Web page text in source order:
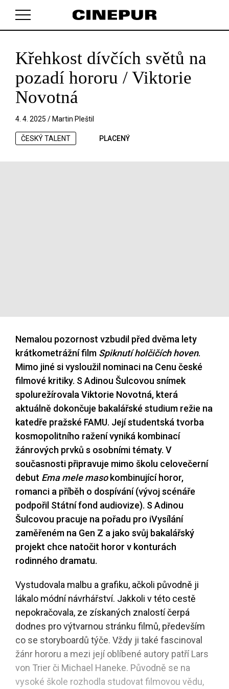
V košíku zatím nemáte žádné položky.
Křehkost dívčích světů na
pozadí hororu / Viktorie
Novotná
4. 4. 2025 / Martin Pleštil
ČESKÝ TALENT PLACENÝ
Nemalou pozornost vzbudil před dvěma lety
krátkometrážní film Spiknutí holčičích hoven.
Mimo jiné si vysloužil nominaci na Cenu české
filmové kritiky. S Adinou Šulcovou snímek
spolurežírovala Viktorie Novotná, která
aktuálně dokončuje bakalářské studium režie na
katedře pražské FAMU. Její studentská tvorba
kosmopolitního ražení vyniká kombinací
žánrových prvků s osobními tématy. V
současnosti připravuje mimo školu celovečerní
debut Ema mele masokombinující horor,
romanci a příběh o dospívání (vývoj scénáře
podpořil Státní fond audiovize). S Adinou
Šulcovou pracuje na pořadu pro iVysílání
zaměřeném na Gen Z a jako svůj bakalářský
projekt chce natočit horor v konturách
rodinného dramatu.
Vystudovala malbu a grafiku, ačkoli původně ji
lákalo módní návrhářství. Jakkoli v této cestě
nepokračovala, ze získaných znalostí čerpá
dodnes pro výtvarnou stránku filmů, především
co se storyboardů týče. Vždy ji také fascinoval
žánr hororu a mezi její oblíbené autory patří Lars
von Trier či Michael Haneke. Původně se na
vysoké škole rozhodla studovat filmovou vědu,